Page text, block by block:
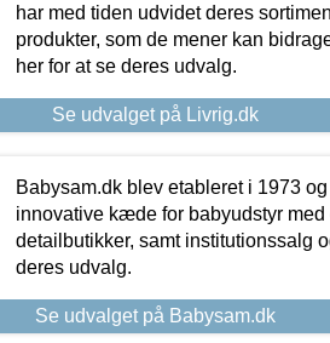
har med tiden udvidet deres
produkter, som de mener kan
her for at se deres udvalg.
Se udvalget på Livrig.dk
Babysam.dk blev etableret i 1973
innovative kæde for babyudstyr
detailbutikker, samt institutionssalg
deres udvalg.
Se udvalget på Babysam.dk